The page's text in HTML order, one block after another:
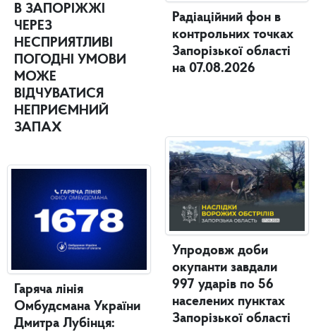
В ЗАПОРІЖЖІ
ЧЕРЕЗ
НЕСПРИЯТЛИВІ
ПОГОДНІ УМОВИ
МОЖЕ
ВІДЧУВАТИСЯ
НЕПРИЄМНИЙ
ЗАПАХ
Гаряча лінія
Омбудсмана України
Дмитра Лубінця:
Радіаційний фон в
контрольних точках
Запорізької області
на 07.08.2026
Упродовж доби
окупанти завдали
997 ударів по 56
населених пунктах
Запорізької області